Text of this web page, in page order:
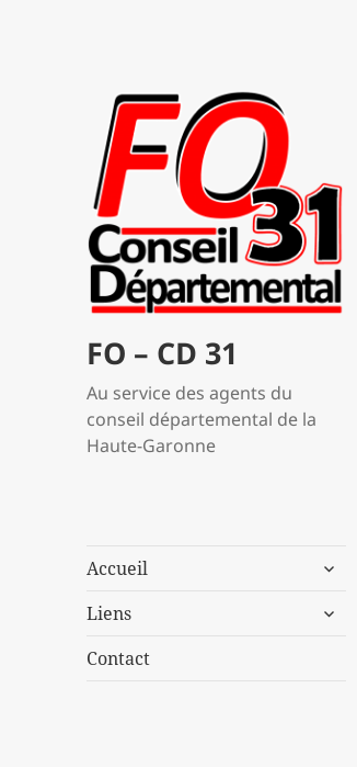
FO – CD 31
Au service des agents du
conseil départemental de la
Haute-Garonne
Accueil
ouvrir
sous-
Liens
ouvrir
Contact